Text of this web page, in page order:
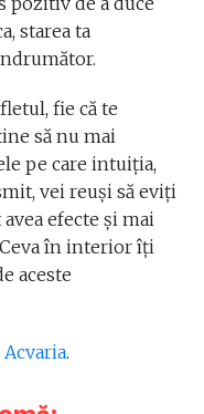
starea ta
fie că te
să nu mai
pe care intuiţia,
vei reuşi să eviţi
efecte şi mai
în interior îţi
aceste
Acvaria.